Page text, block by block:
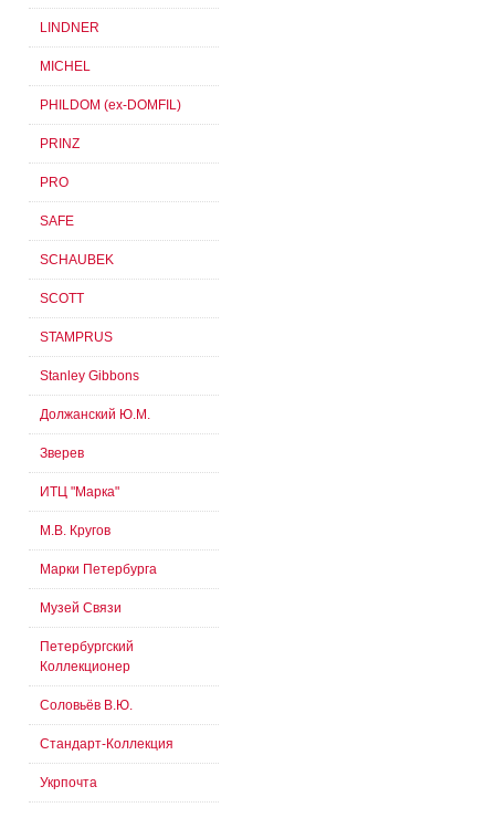
LINDNER
MICHEL
PHILDOM (ex-DOMFIL)
PRINZ
PRO
SAFE
SCHAUBEK
SCOTT
STAMPRUS
Stanley Gibbons
Должанский Ю.М.
Зверев
ИТЦ "Марка"
М.В. Кругов
Марки Петербурга
Музей Связи
Петербургский
Коллекционер
Соловьёв В.Ю.
Стандарт-Коллекция
Укрпочта